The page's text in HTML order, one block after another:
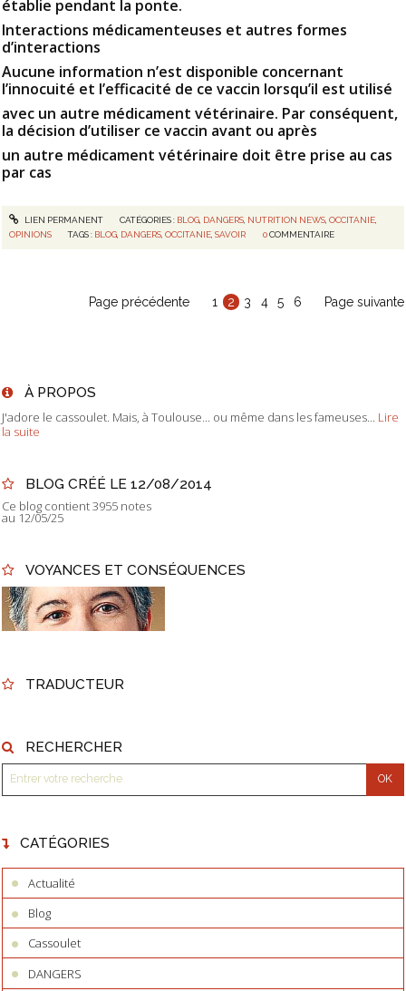
établie pendant la ponte.
Interactions médicamenteuses et autres formes
d’interactions
Aucune information n’est disponible concernant
l’innocuité et l’efficacité de ce vaccin lorsqu’il est utilisé
avec un autre médicament vétérinaire. Par conséquent,
la décision d’utiliser ce vaccin avant ou après
un autre médicament vétérinaire doit être prise au cas
par cas
LIEN PERMANENT CATÉGORIES : BLOG, DANGERS, NUTRITION NEWS, OCCITANIE,
OPINIONS
TAGS : BLOG DANGERS ,OCCITANIE ,SAVOIR 0 COMMENTAIRE
Page précédente 1 2 3 4 5 6 Page suivante
À PROPOS
J'adore le cassoulet. Mais, à Toulouse... ou même dans les fameuses...
Lire
la suite
BLOG CRÉÉ LE 12/08/2014
Ce blog contient 3955 notes
au 12/05/25
VOYANCES ET CONSÉQUENCES
TRADUCTEUR
RECHERCHER
CATÉGORIES
Actualité
Blog
Cassoulet
DANGERS